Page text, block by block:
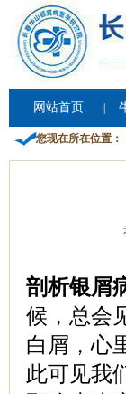
网站首页
您现在所在位置：
剖析银屑
候，总会
白屑，心
此可见我